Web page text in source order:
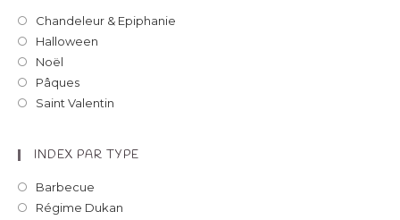
Chandeleur & Epiphanie
Halloween
Noël
Pâques
Saint Valentin
INDEX PAR TYPE
Barbecue
Régime Dukan